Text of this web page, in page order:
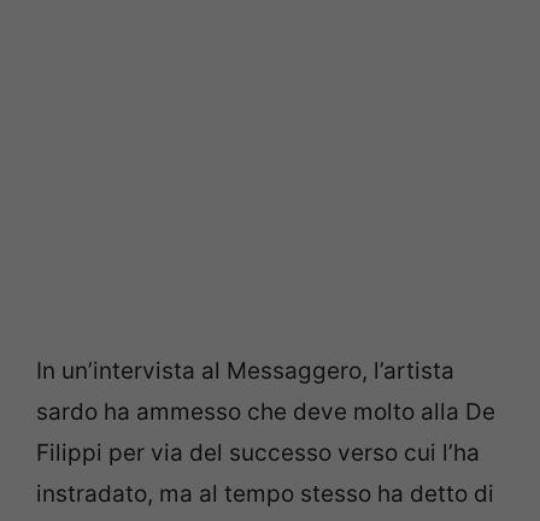
In un’intervista al Messaggero, l’artista
sardo ha ammesso che deve molto alla De
Filippi per via del successo verso cui l’ha
instradato, ma al tempo stesso ha detto di